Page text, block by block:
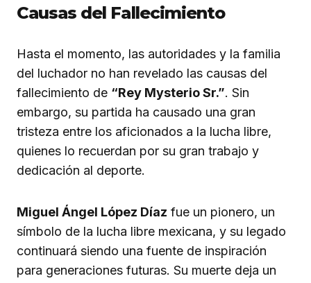
Causas del Fallecimiento
Hasta el momento, las autoridades y la familia
del luchador no han revelado las causas del
fallecimiento de “Rey Mysterio Sr.”. Sin
embargo, su partida ha causado una gran
tristeza entre los aficionados a la lucha libre,
quienes lo recuerdan por su gran trabajo y
dedicación al deporte.
Miguel Ángel López Díaz fue un pionero, un
símbolo de la lucha libre mexicana, y su legado
continuará siendo una fuente de inspiración
para generaciones futuras. Su muerte deja un